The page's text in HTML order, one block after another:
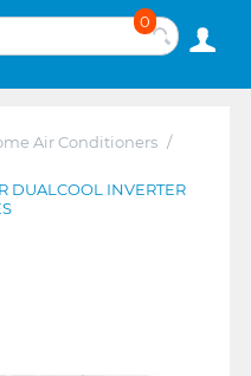
0
Air Conditioners /
DUALCOOL INVERTER